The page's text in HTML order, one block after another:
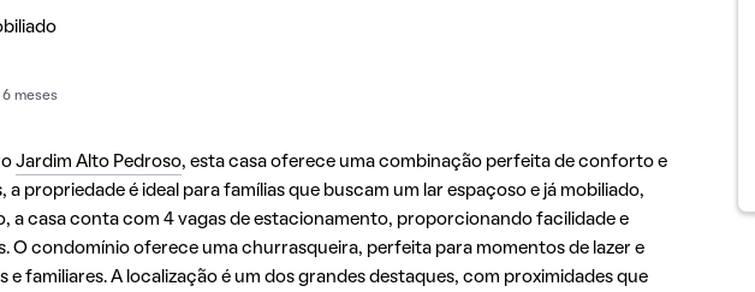
6 meses
Jardim Alto Pedroso, esta casa oferece uma combinação perfeita de conforto e
propriedade é ideal para famílias que buscam um lar espaçoso e já mobiliado,
a casa conta com 4 vagas de estacionamento, proporcionando facilidade e
O condomínio oferece uma churrasqueira, perfeita para momentos de lazer e
familiares. A localização é um dos grandes destaques, com proximidades que